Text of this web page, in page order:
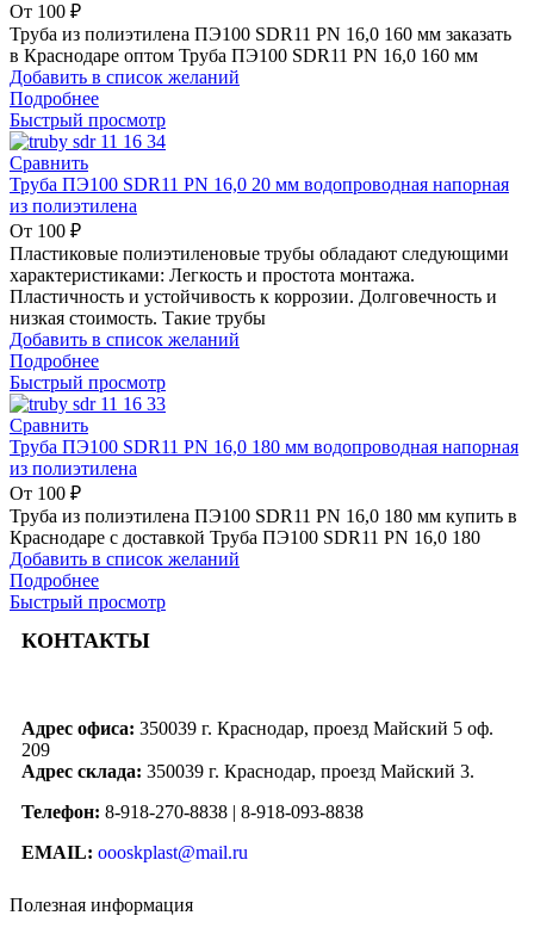
От 100 ₽
Труба из полиэтилена ПЭ100 SDR11 PN 16,0 160 мм заказать
в Краснодаре оптом Труба ПЭ100 SDR11 PN 16,0 160 мм
Добавить в список желаний
Подробнее
Быстрый просмотр
Сравнить
Труба ПЭ100 SDR11 PN 16,0 20 мм водопроводная напорная
из полиэтилена
От 100 ₽
Пластиковые полиэтиленовые трубы обладают следующими
характеристиками: Легкость и простота монтажа.
Пластичность и устойчивость к коррозии. Долговечность и
низкая стоимость. Такие трубы
Добавить в список желаний
Подробнее
Быстрый просмотр
Сравнить
Труба ПЭ100 SDR11 PN 16,0 180 мм водопроводная напорная
из полиэтилена
От 100 ₽
Труба из полиэтилена ПЭ100 SDR11 PN 16,0 180 мм купить в
Краснодаре с доставкой Труба ПЭ100 SDR11 PN 16,0 180
Добавить в список желаний
Подробнее
Быстрый просмотр
КОНТАКТЫ
Адрес офиса: 350039 г. Краснодар, проезд Майский 5 оф.
209
Адрес склада: 350039 г. Краснодар, проезд Майский 3.
Телефон: 8-918-270-8838 | 8-918-093-8838
EMAIL: oooskplast@mail.ru
Полезная информация